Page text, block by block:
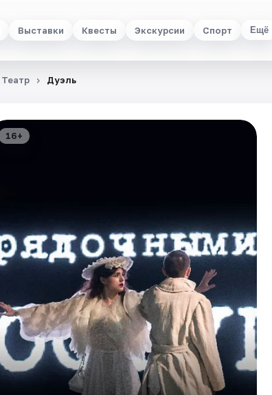
Выставки Квесты Экскурсии Спорт Ещё
Театр Дуэль
16+